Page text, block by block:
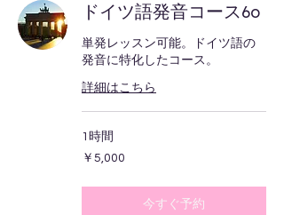
ドイツ語発音コース60
単発レッスン可能。ドイツ語の
発音に特化したコース。
詳細はこちら
1時間
5,000
円
￥5,000
今すぐ予約